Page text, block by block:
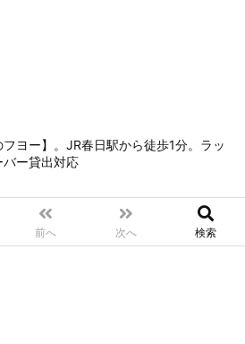
ヨー】。JR春日駅から徒歩1分。ラッ
バー貸出対応
前へ 次へ 検索